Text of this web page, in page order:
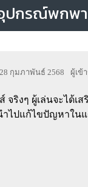
กุมภาพันธ์ 2568 ผู้เข้
จริงๆ ผู้เล่นจะได้เ
ำไปแก้ไขปัญหาใน